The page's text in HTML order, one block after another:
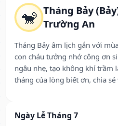
🐒 Tháng Bảy
Trường An
Tháng Bảy âm lịch gắn với
con cháu tưởng nhớ công ơn
ngâu nhẹ, tạo không khí trầm
tháng của lòng biết ơn, chia sẻ
Ngày Lễ Tháng 7